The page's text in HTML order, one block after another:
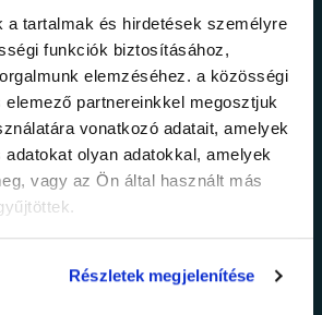
a tartalmak és hirdetések személyre
funkciók biztosításához,
elemzéséhez. a közösségi
elemező partnereinkkel megosztjuk
vonatkozó adatait, amelyek
olyan adatokkal, amelyek
vagy az Ön által használt más
Részletek megjelenítése
le a
legújabb tanfolyamainkról,
és időszakos